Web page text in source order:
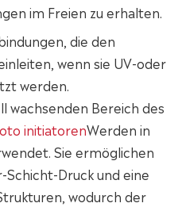
im Freien zu erhalten.
die den
wenn sie UV-oder
werden.
wachsenden Bereich des
initiatorenWerden in
Sie ermöglichen
Druck und eine
wodurch der